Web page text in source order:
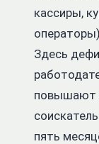
кассиры,
Здесь
повышают
пять